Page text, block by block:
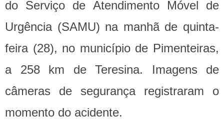
do Serviço de Atendimento Móvel de
Urgência (SAMU) na manhã de quinta-
feira (28), no município de Pimenteiras,
a 258 km de Teresina. Imagens de
câmeras de segurança registraram o
momento do acidente.